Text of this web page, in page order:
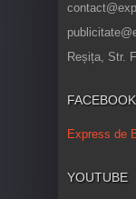
Reșița, Str.
FACEBOOK
Express de
YOUTUBE